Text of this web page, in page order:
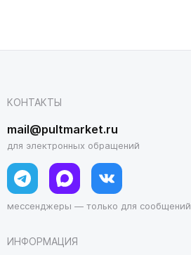
ИНФОРМАЦИЯ
КОНТАКТЫ
mail@pultmarket.ru
для электронных обращений
мессенджеры — только для сообщений